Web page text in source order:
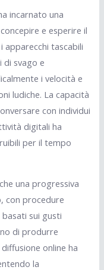
incarnato una
e esperire il
apparecchi tascabili
di svago e
i velocità e
ludiche. La capacità
con individui
digitali ha
per il tempo
una progressiva
con procedure
sui gusti
di produrre
online ha
la